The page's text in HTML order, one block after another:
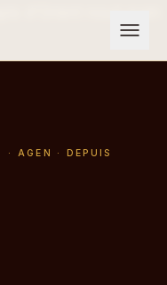
AGEN · DEPUIS